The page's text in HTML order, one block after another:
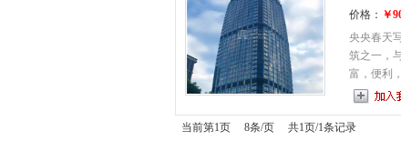
价格： ￥
央央春天
筑之一，
富，便利
当前第1页 8条/页 共1页/1条记录